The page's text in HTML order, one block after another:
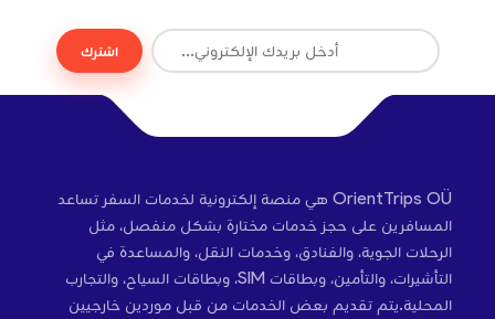
اشترك
OrientTrips OÜ هي منصة إلكترونية لخدمات السفر تساعد
المسافرين على حجز خدمات مختارة بشكل منفصل، مثل
الرحلات الجوية، والفنادق، وخدمات النقل، والمساعدة في
التأشيرات، والتأمين، وبطاقات SIM، وبطاقات السياح، والتجارب
المحلية.يتم تقديم بعض الخدمات من قبل موردين خارجيين